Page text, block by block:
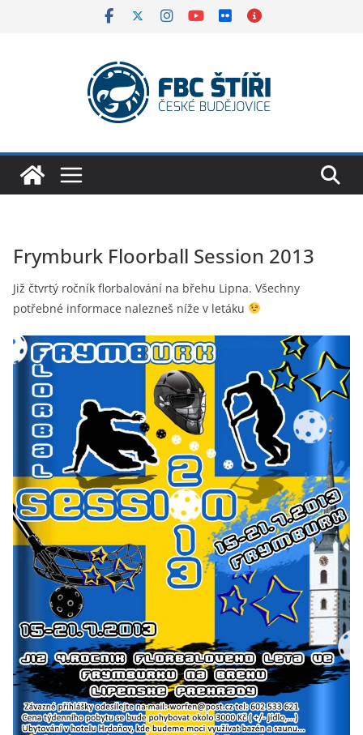
Frymburk Floorball Session 2013
Již čtvrtý ročník florbalování na břehu Lipna. Všechny
potřebné informace nalezneš níže v letáku